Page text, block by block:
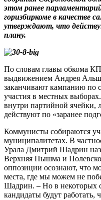
этом ранее
горизбиркоме в
утверждают, что
плану.
По словам главы обкома
выдвижением Андрея
заканчивают кампанию по
участия в местных
внутри партийной ячейки,
действуют по «заранее
Коммунисты собираются
муниципалитетах. В
Урала Дмитрий Шадрин
Верхняя Пышма и
оппозиции осознают, что
места, где мы можем не
Шадрин. – Но в некоторых
кандидаты будут работать,